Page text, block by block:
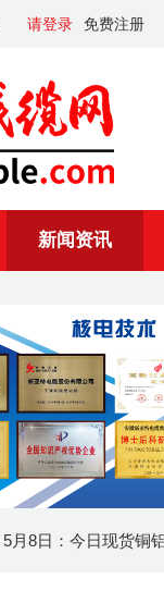
请登录 免费注册
新闻资讯
5月8日：今日现货铜